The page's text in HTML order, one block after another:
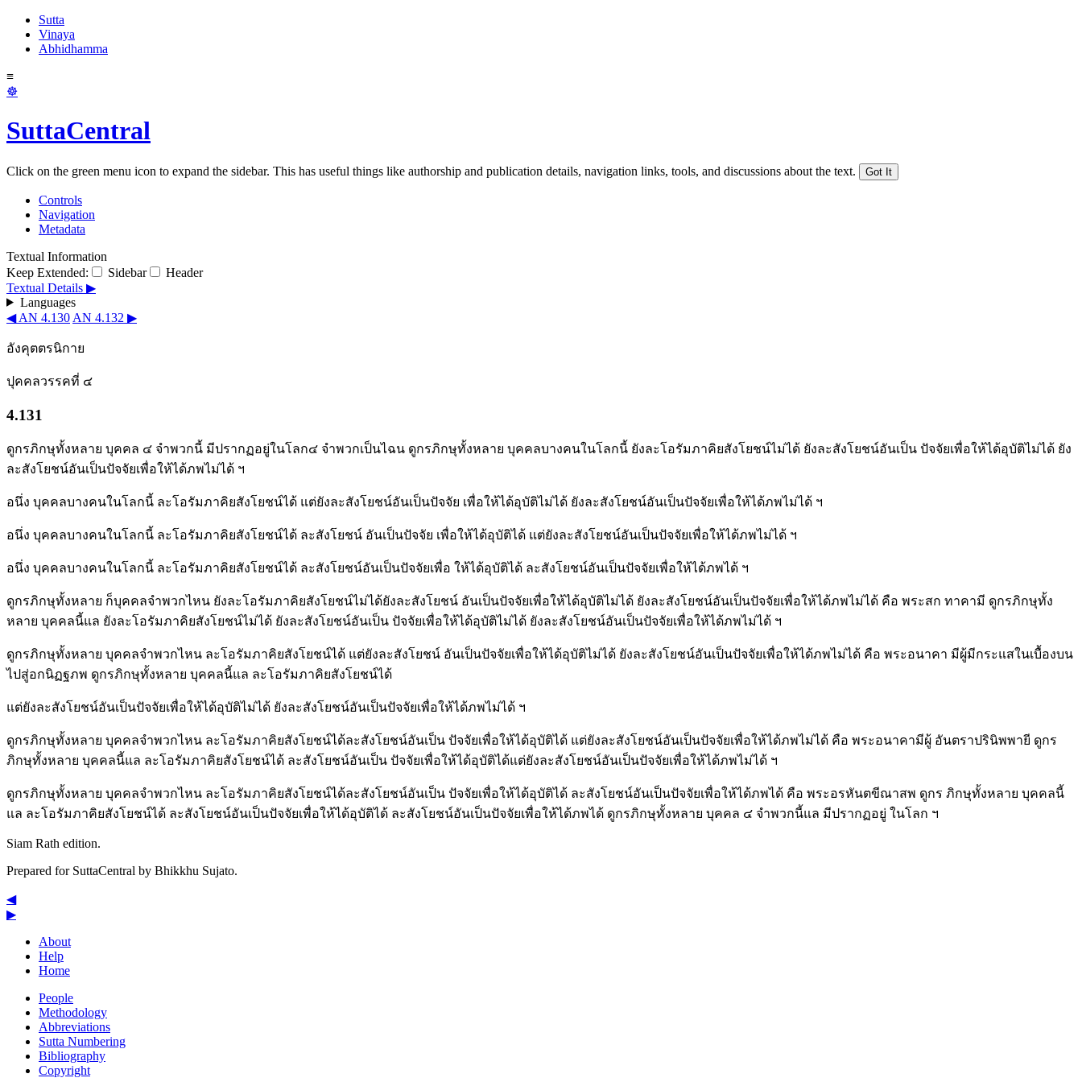
Sutta
Vinaya
Abhidhamma
≡
☸
SuttaCentral
Click on the green menu icon to expand the sidebar. This has useful things like authorship and publication details, navigation links, tools, and discussions about the text. Got It
Controls
Navigation
Metadata
Textual Information
Keep Extended:
Sidebar
Header
Textual Details ▶
Languages
◀ AN 4.130 AN 4.132 ▶
อังคุตตรนิกาย
ปุคคลวรรคที่ ๔
4.131
ดูกรภิกษุทั้งหลาย บุคคล ๔ จำพวกนี้ มีปรากฏอยู่ในโลก๔ จำพวกเป็นไฉน ดูกรภิกษุทั้งหลาย บุคคลบางคนในโลกนี้ ยังละโอรัมภาคิยสังโยชน์ไม่ได้ ยังละสังโยชน์อันเป็น ปัจจัยเพื่อให้ได้อุบัติไม่ได้ ยัง
ละสังโยชน์อันเป็นปัจจัยเพื่อให้ได้ภพไม่ได้ ฯ
อนึ่ง บุคคลบางคนในโลกนี้ ละโอรัมภาคิยสังโยชน์ได้ แต่ยังละสังโยชน์อันเป็นปัจจัย เพื่อให้ได้อุบัติไม่ได้ ยังละสังโยชน์อันเป็นปัจจัยเพื่อให้ได้ภพไม่ได้ ฯ
อนึ่ง บุคคลบางคนในโลกนี้ ละโอรัมภาคิยสังโยชน์ได้ ละสังโยชน์ อันเป็นปัจจัย เพื่อให้ได้อุบัติได้ แต่ยังละสังโยชน์อันเป็นปัจจัยเพื่อให้ได้ภพไม่ได้ ฯ
อนึ่ง บุคคลบางคนในโลกนี้ ละโอรัมภาคิยสังโยชน์ได้ ละสังโยชน์อันเป็นปัจจัยเพื่อ ให้ได้อุบัติได้ ละสังโยชน์อันเป็นปัจจัยเพื่อให้ได้ภพได้ ฯ
ดูกรภิกษุทั้งหลาย ก็บุคคลจำพวกไหน ยังละโอรัมภาคิยสังโยชน์ไม่ได้ยังละสังโยชน์ อันเป็นปัจจัยเพื่อให้ได้อุบัติไม่ได้ ยังละสังโยชน์อันเป็นปัจจัยเพื่อให้ได้ภพไม่ได้ คือ พระสก ทาคามี ดูกรภิกษุทั้ง
หลาย บุคคลนี้แล ยังละโอรัมภาคิยสังโยชน์ไม่ได้ ยังละสังโยชน์อันเป็น ปัจจัยเพื่อให้ได้อุบัติไม่ได้ ยังละสังโยชน์อันเป็นปัจจัยเพื่อให้ได้ภพไม่ได้ ฯ
ดูกรภิกษุทั้งหลาย บุคคลจำพวกไหน ละโอรัมภาคิยสังโยชน์ได้ แต่ยังละสังโยชน์ อันเป็นปัจจัยเพื่อให้ได้อุบัติไม่ได้ ยังละสังโยชน์อันเป็นปัจจัยเพื่อให้ได้ภพไม่ได้ คือ พระอนาคา มีผู้มีกระแสในเบื้องบน
ไปสู่อกนิฏฐภพ ดูกรภิกษุทั้งหลาย บุคคลนี้แล ละโอรัมภาคิยสังโยชน์ได้
แต่ยังละสังโยชน์อันเป็นปัจจัยเพื่อให้ได้อุบัติไม่ได้ ยังละสังโยชน์อันเป็นปัจจัยเพื่อให้ได้ภพไม่ได้ ฯ
ดูกรภิกษุทั้งหลาย บุคคลจำพวกไหน ละโอรัมภาคิยสังโยชน์ได้ละสังโยชน์อันเป็น ปัจจัยเพื่อให้ได้อุบัติได้ แต่ยังละสังโยชน์อันเป็นปัจจัยเพื่อให้ได้ภพไม่ได้ คือ พระอนาคามีผู้ อันตราปรินิพพายี ดูกร
ภิกษุทั้งหลาย บุคคลนี้แล ละโอรัมภาคิยสังโยชน์ได้ ละสังโยชน์อันเป็น ปัจจัยเพื่อให้ได้อุบัติได้แต่ยังละสังโยชน์อันเป็นปัจจัยเพื่อให้ได้ภพไม่ได้ ฯ
ดูกรภิกษุทั้งหลาย บุคคลจำพวกไหน ละโอรัมภาคิยสังโยชน์ได้ละสังโยชน์อันเป็น ปัจจัยเพื่อให้ได้อุบัติได้ ละสังโยชน์อันเป็นปัจจัยเพื่อให้ได้ภพได้ คือ พระอรหันตขีณาสพ ดูกร ภิกษุทั้งหลาย บุคคลนี้
แล ละโอรัมภาคิยสังโยชน์ได้ ละสังโยชน์อันเป็นปัจจัยเพื่อให้ได้อุบัติได้ ละสังโยชน์อันเป็นปัจจัยเพื่อให้ได้ภพได้ ดูกรภิกษุทั้งหลาย บุคคล ๔ จำพวกนี้แล มีปรากฏอยู่ ในโลก ฯ
Siam Rath edition.
Prepared for SuttaCentral by Bhikkhu Sujato.
◀
▶
About
Help
Home
People
Methodology
Abbreviations
Sutta Numbering
Bibliography
Copyright